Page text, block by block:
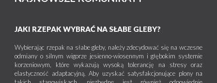
JAKI RZEPAK WYBRAĆ NA SŁABE GLEBY?
Wybierając rzepak na słabe gleby, należy zdecydować się na wczesne
odmiany o silnym wigorze jesienno-wiosennym i głębokim systemie
korzeniowym, które wykazują wysoką tolerancję na stresy oraz
elastyczność adaptacyjną. Aby uzyskać satysfakcjonujące plony na